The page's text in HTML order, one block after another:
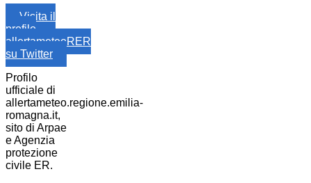
Visita il
profilo
allertameteoRER
su Twitter
Profilo
ufficiale di
allertameteo.regione.emilia-
romagna.it,
sito di Arpae
e Agenzia
protezione
civile ER.